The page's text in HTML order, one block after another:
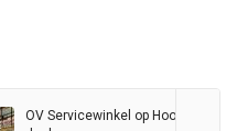
OV Servicewinkel op Hoofdstation